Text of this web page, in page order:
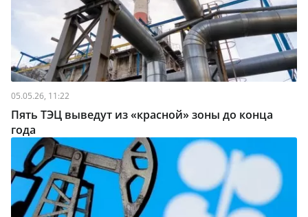
05.05.26, 11:22
Пять ТЭЦ выведут из «красной» зоны до конца
года